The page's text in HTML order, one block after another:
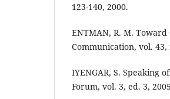
123-140, 2000.
ENTMAN, R. M.
Communication, vol. 43,
IYENGAR, S. Speaking
Forum, vol. 3, ed. 3,